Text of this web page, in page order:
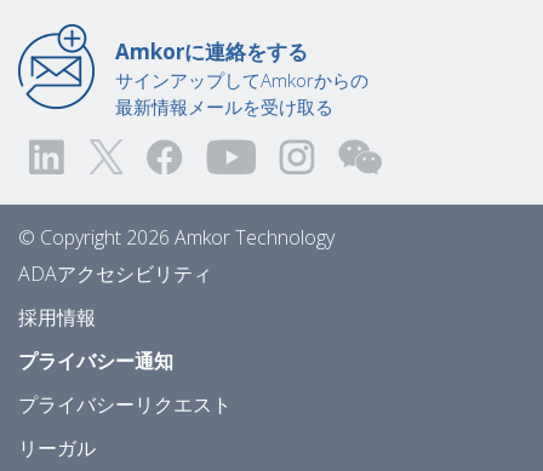
Amkorに連絡をする
サインアップしてAmkorからの
最新情報メールを受け取る
© Copyright 2026 Amkor Technology
ADAアクセシビリティ
採用情報
プライバシー通知
プライバシーリクエスト
リーガル